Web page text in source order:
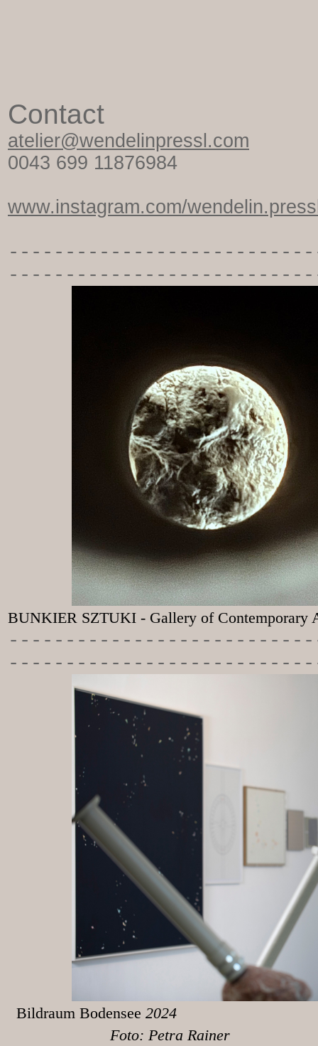
Contact
atelier@wendelinpressl.com
0043 699 11876984
www.instagram.com/
-----------
BUNKIER SZTUKI - Gallery of Contemporary
-----------
Bildraum Bodensee
Foto: Petra Rainer